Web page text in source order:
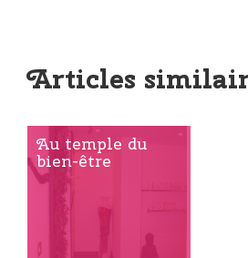
Articles
Au temple du
bien-être